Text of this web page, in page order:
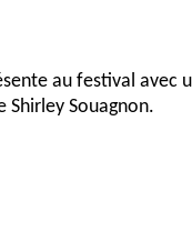
au festival avec
Shirley Souagnon.